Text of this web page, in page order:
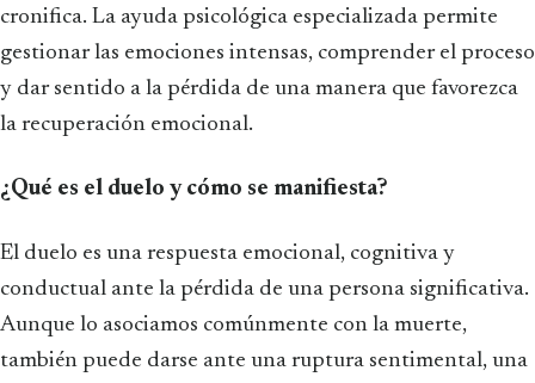
cronifica. La ayuda psicológica especializada permite
gestionar las emociones intensas, comprender el proceso
y dar sentido a la pérdida de una manera que favorezca
la recuperación emocional.
¿Qué es el duelo y cómo se manifiesta?
El duelo es una respuesta emocional, cognitiva y
conductual ante la pérdida de una persona significativa.
Aunque lo asociamos comúnmente con la muerte,
también puede darse ante una ruptura sentimental, una